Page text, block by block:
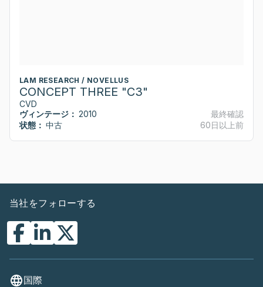
LAM RESEARCH / NOVELLUS
CONCEPT THREE "C3"
CVD
ヴィンテージ： 2010
状態： 中古
最終確認
60日以上前
当社をフォローする
国際